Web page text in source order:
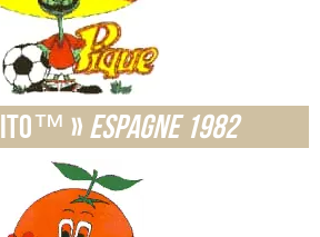
» Espagne 1982